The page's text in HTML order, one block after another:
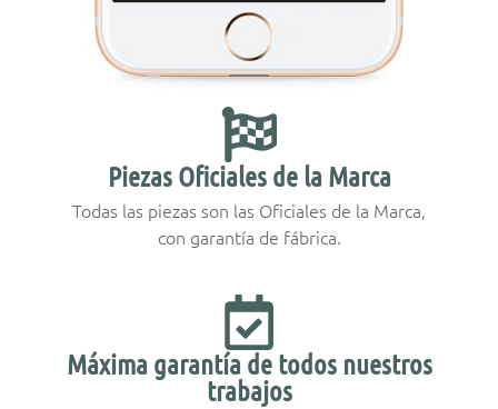
Piezas Oficiales de la Marca
Todas las piezas son las Oficiales de la Marca,
con garantía de fábrica.
Máxima garantía de todos nuestros
trabajos